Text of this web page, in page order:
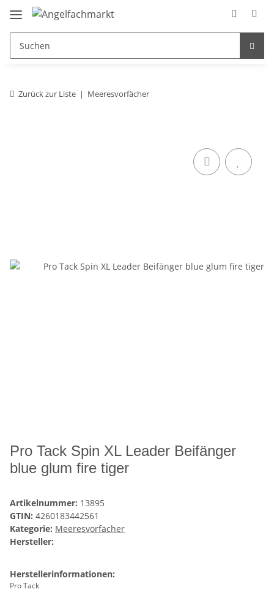
Zurück zur Liste Meeresvorfächer
Pro Tack Spin XL Leader Beifänger
blue glum fire tiger
Artikelnummer: 13895
GTIN: 4260183442561
Kategorie: Meeresvorfächer
Hersteller:
Herstellerinformationen:
Pro Tack